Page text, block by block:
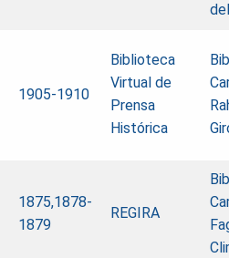
1905-1910
Biblioteca
Virtual de
Prensa
Histórica
1875,1878-
1879
REGIRA